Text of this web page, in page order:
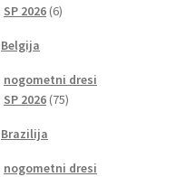
SP 2026 66
Belgija
nogometni dresi
SP 2026 7575
Brazilija
nogometni dresi